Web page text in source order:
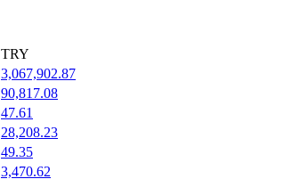
TRY
3,067,902.87
90,817.08
47.61
28,208.23
49.35
3,470.62